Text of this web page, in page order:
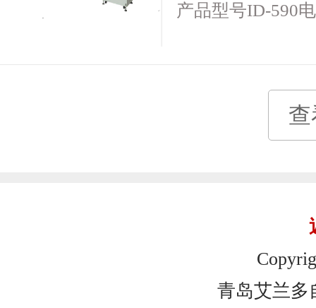
产品型号ID-590
青岛艾兰多